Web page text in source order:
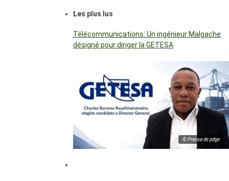
Les plus lus
Télécommunications: Un ingénieur Malgache
désigné pour diriger la GETESA
© Prensa de pdge